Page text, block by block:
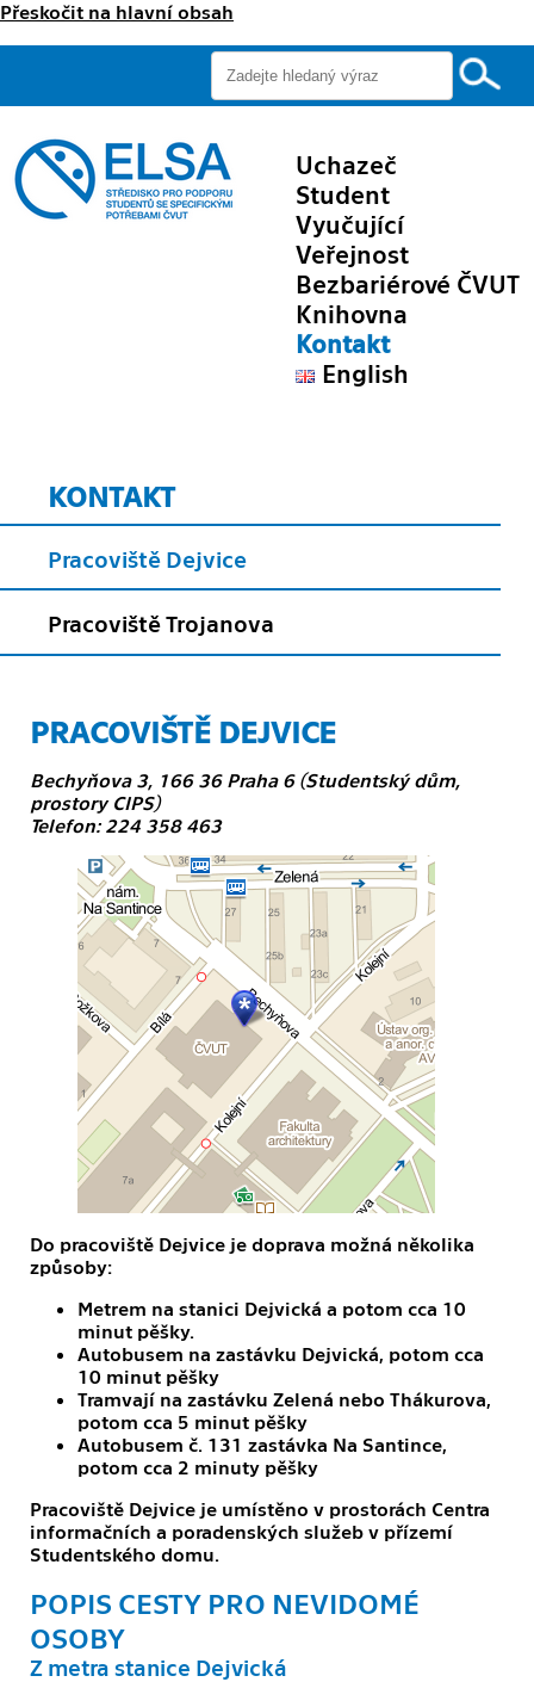
Přeskočit na hlavní obsah
Uchazeč
Student
Vyučující
Veřejnost
Bezbariérové ČVUT
Knihovna
Kontakt
English
KONTAKT
Pracoviště Dejvice
Pracoviště Trojanova
PRACOVIŠTĚ DEJVICE
Bechyňova 3, 166 36 Praha 6 (Studentský dům,
prostory CIPS)
Telefon: 224 358 463
Do pracoviště Dejvice je doprava možná několika
způsoby:
Metrem na stanici Dejvická a potom cca 10
minut pěšky.
Autobusem na zastávku Dejvická, potom cca
10 minut pěšky
Tramvají na zastávku Zelená nebo Thákurova,
potom cca 5 minut pěšky
Autobusem č. 131 zastávka Na Santince,
potom cca 2 minuty pěšky
Pracoviště Dejvice je umístěno v prostorách Centra
informačních a poradenských služeb v přízemí
Studentského domu.
POPIS CESTY PRO NEVIDOMÉ
OSOBY
Z metra stanice Dejvická